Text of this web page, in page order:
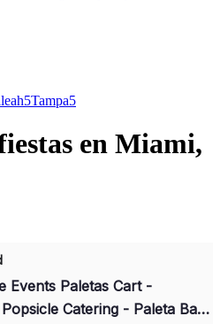
5Tampa5
en Miami,